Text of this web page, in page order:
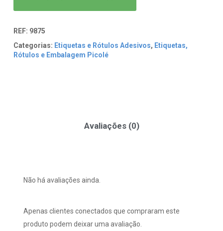
REF: 9875
Categorias: Etiquetas e Rótulos Adesivos, Etiquetas,
Rótulos e Embalagem Picolé
Avaliações (0)
Não há avaliações ainda.
Apenas clientes conectados que compraram este
produto podem deixar uma avaliação.